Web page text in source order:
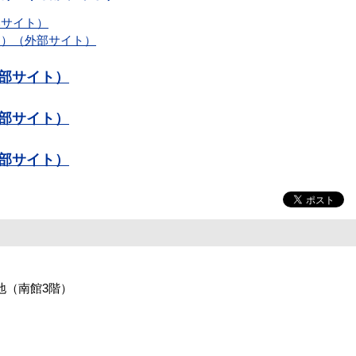
イト）
外部サイト）
イト）
イト）
イト）
南館3階）